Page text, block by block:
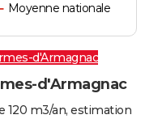
Moyenne nationale
d'Armagnac
d'Armagnac
120 m3/an, estimation